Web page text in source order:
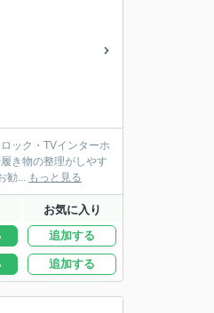
ック・TVインターホ
き物の整理がしやす
勧... もっと見る
お気に入り
追加する
追加する